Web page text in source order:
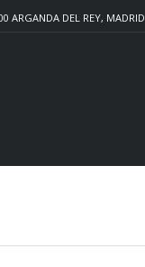
ARGANDA DEL REY, MADRID